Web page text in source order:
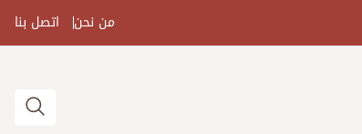
من نحن اتصل بنا